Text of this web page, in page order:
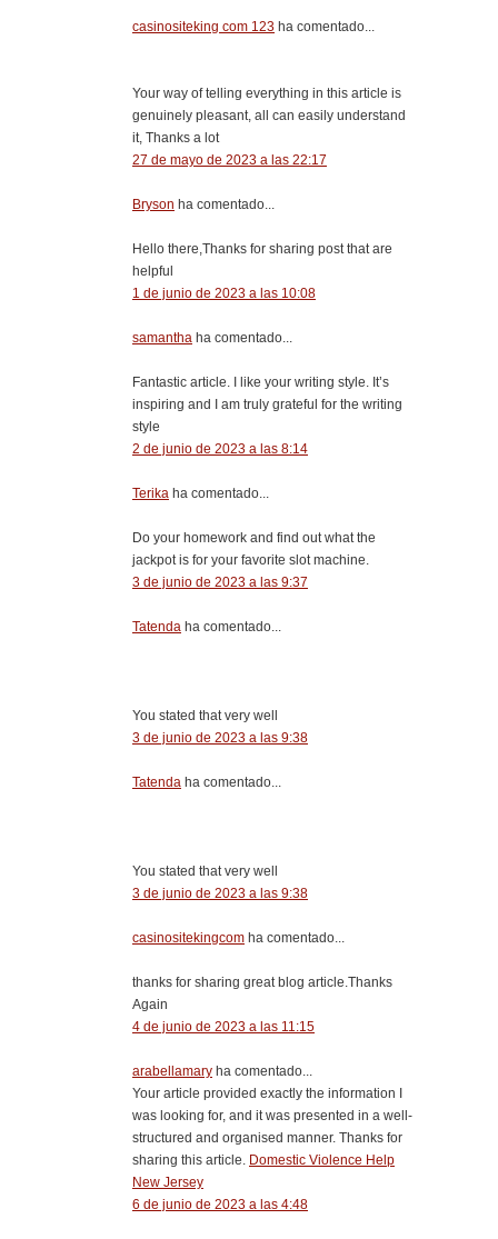
casinositeking com 123 ha comentado...
Your way of telling everything in this article is
genuinely pleasant, all can easily understand
it, Thanks a lot
27 de mayo de 2023 a las 22:17
Bryson ha comentado...
Hello there,Thanks for sharing post that are
helpful
1 de junio de 2023 a las 10:08
samantha ha comentado...
Fantastic article. I like your writing style. It’s
inspiring and I am truly grateful for the writing
style
2 de junio de 2023 a las 8:14
Terika ha comentado...
Do your homework and find out what the
jackpot is for your favorite slot machine.
3 de junio de 2023 a las 9:37
Tatenda ha comentado...
You stated that very well
3 de junio de 2023 a las 9:38
Tatenda ha comentado...
You stated that very well
3 de junio de 2023 a las 9:38
casinositekingcom ha comentado...
thanks for sharing great blog article.Thanks
Again
4 de junio de 2023 a las 11:15
arabellamary ha comentado...
Your article provided exactly the information I
was looking for, and it was presented in a well-
structured and organised manner. Thanks for
sharing this article. Domestic Violence Help
New Jersey
6 de junio de 2023 a las 4:48